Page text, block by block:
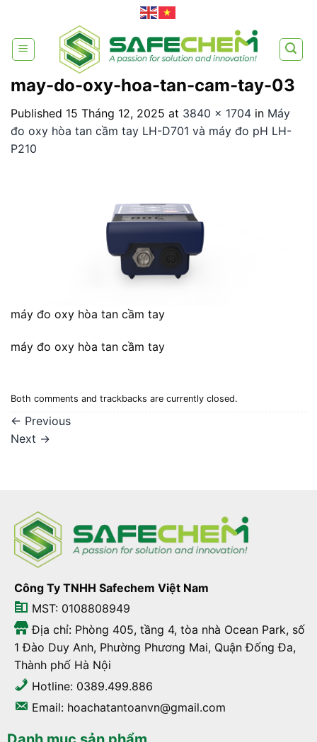
content
may-do-oxy-hoa-tan-cam-tay-03
Published 15 Tháng 12, 2025 at 3840 × 1704 in Máy
đo oxy hòa tan cầm tay LH-D701 và máy đo pH LH-
P210
máy đo oxy hòa tan cầm tay
máy đo oxy hòa tan cầm tay
Both comments and trackbacks are currently closed.
← Previous
Next →
Công Ty TNHH Safechem Việt Nam
MST: 0108808949
Địa chỉ: Phòng 405, tầng 4, tòa nhà Ocean Park, số
1 Đào Duy Anh, Phường Phương Mai, Quận Đống Đa,
Thành phố Hà Nội
Hotline: 0389.499.886
Email: hoachatantoanvn@gmail.com